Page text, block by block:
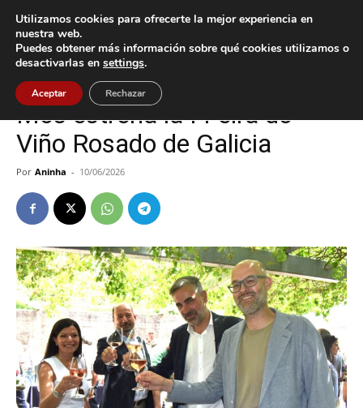
Inicio Cultura / Ocio
Cultura / Ocio Mos
Mos estrena la I Feira do
Viño Rosado de Galicia
Por Aninha - 10/06/2026
Utilizamos cookies para ofrecerte la mejor experiencia en
nuestra web.
Puedes obtener más información sobre qué cookies utilizamos o
desactivarlas en settings.
Aceptar Rechazar